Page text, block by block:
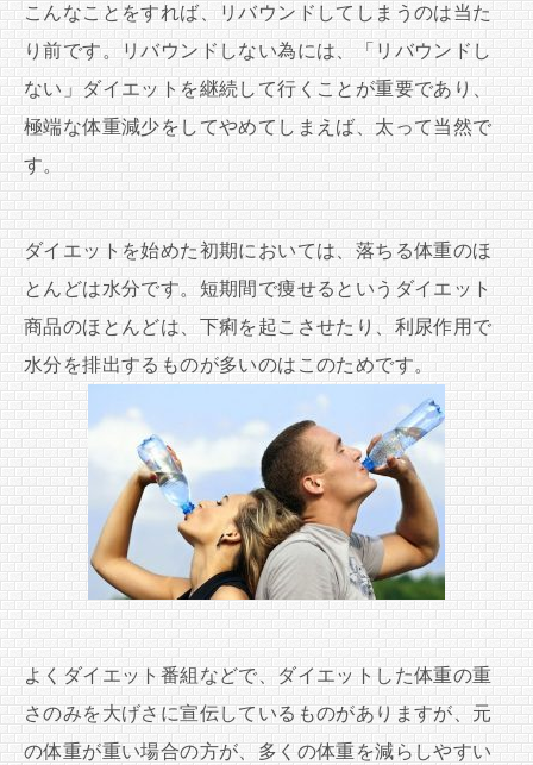
こんなことをすれば、リバウンドしてしまうのは当た
り前です。リバウンドしない為には、「リバウンドし
ない」ダイエットを継続して行くことが重要であり、
極端な体重減少をしてやめてしまえば、太って当然で
す。
ダイエットを始めた初期においては、落ちる体重のほ
とんどは水分です。短期間で痩せるというダイエット
商品のほとんどは、下痢を起こさせたり、利尿作用で
水分を排出するものが多いのはこのためです。
よくダイエット番組などで、ダイエットした体重の重
さのみを大げさに宣伝しているものがありますが、元
の体重が重い場合の方が、多くの体重を減らしやすい